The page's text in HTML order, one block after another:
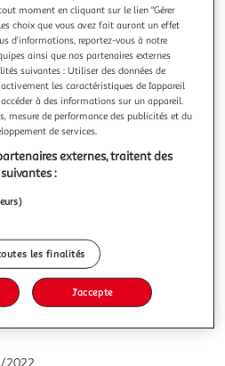
GALANT ?, Tamas Jennifer
? Mythe franco-
Or les débats occultent
de la galanterie. Moins qu'une
un champ de bataille q
le prix de ce produit ?
le prix
2022
moment en cliquant sur le lien "Gérer
choix que vous avez fait auront un effet
d’informations, reportez-vous à notre
ainsi que nos partenaires externes
suivantes : Utiliser des données de
les caractéristiques de l’appareil
à des informations sur un appareil.
mesure de performance des publicités et du
de services.
externes, traitent des
:
les finalités
J'accepte